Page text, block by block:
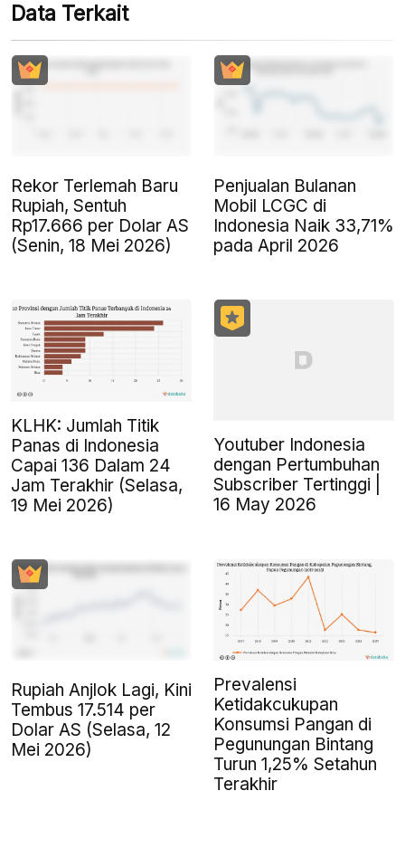
Data Terkait
Rekor Terlemah Baru
Rupiah, Sentuh
Rp17.666 per Dolar AS
(Senin, 18 Mei 2026)
Penjualan Bulanan
Mobil LCGC di
Indonesia Naik 33,71%
pada April 2026
KLHK: Jumlah Titik
Panas di Indonesia
Capai 136 Dalam 24
Jam Terakhir (Selasa,
19 Mei 2026)
Youtuber Indonesia
dengan Pertumbuhan
Subscriber Tertinggi |
16 May 2026
Rupiah Anjlok Lagi, Kini
Tembus 17.514 per
Dolar AS (Selasa, 12
Mei 2026)
Prevalensi
Ketidakcukupan
Konsumsi Pangan di
Pegunungan Bintang
Turun 1,25% Setahun
Terakhir